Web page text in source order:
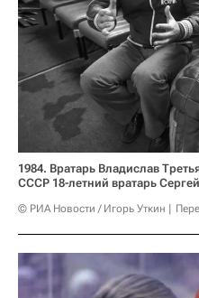
1984. Вратарь Владислав
СССР 18-летний вратарь
© РИА Новости / Игорь Уткин